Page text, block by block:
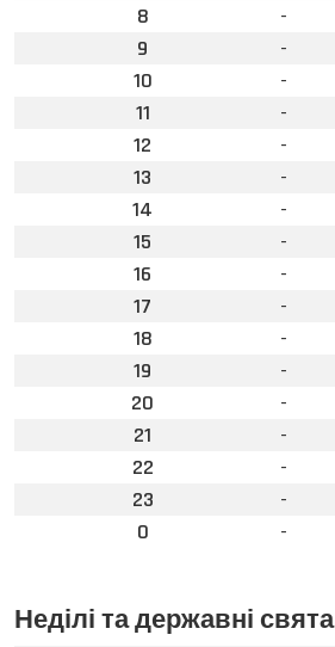
8
-
9
-
10
-
11
-
12
-
13
-
14
-
15
-
16
-
17
-
18
-
19
-
20
-
21
-
22
-
23
-
0
-
Неділі та державні свята